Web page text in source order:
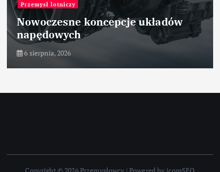
Przemysł lotniczy
Nowoczesne koncepcje układów
napędowych
6 sierpnia, 2026